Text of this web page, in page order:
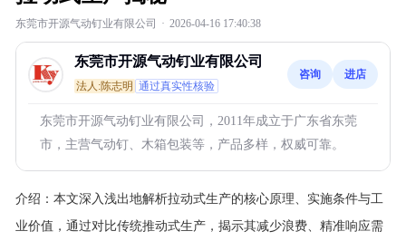
东莞市开源气动钉业有限公司 · 2026-04-16 17:40:38
东莞市开源气动钉业有限公司
法人:陈志明 通过真实性核验
咨询 进店
东莞市开源气动钉业有限公司，2011年成立于广东省东莞
市，主营气动钉、木箱包装等，产品多样，权威可靠。
介绍： 本文深入浅出地解析拉动式生产的核心原理、实施条件与工
业价值，通过对比传统推动式生产，揭示其减少浪费、精准响应需